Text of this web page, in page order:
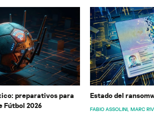
preparativos para
Fútbol 2026
Estado del
FABIO ASSOLINI MARC